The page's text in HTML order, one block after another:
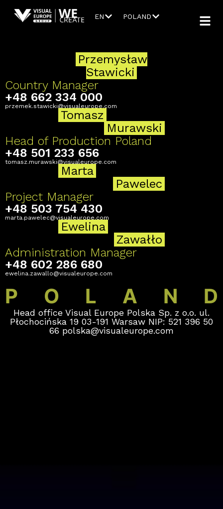
EN POLAND
Przemysław
Stawicki
Country Manager
+48 662 334 000
przemek.stawicki@visualeurope.com
Tomasz
Murawski
Head of Production Poland
+48 501 233 656
tomasz.murawski@visualeurope.com
Marta
Pawelec
Project Manager
+48 503 754 430
marta.pawelec@visualeurope.com
Ewelina
Zawałło
Administration Manager
+48 602 286 680
ewelina.zawallo@visualeurope.com
P O L A N D
Head office Visual Europe Polska Sp. z o.o. ul.
Płochocińska 19 03-191 Warsaw NIP: 521 396 50
66 polska@visualeurope.com